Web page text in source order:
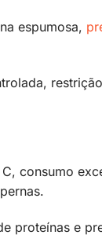
espumosa,
consumo
proteínas e